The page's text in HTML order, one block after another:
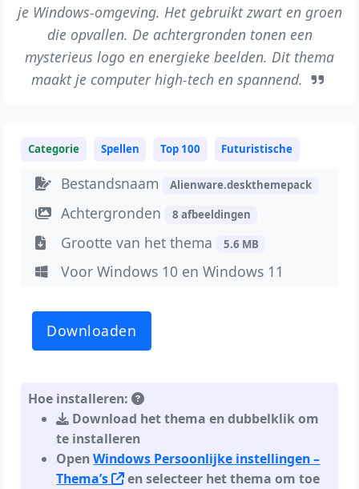
je Windows-omgeving. Het gebruikt zwart en groen
die opvallen. De achtergronden tonen een
mysterieus logo en energieke beelden. Dit thema
maakt je computer high-tech en spannend.
Categorie Spellen Top 100 Futuristische
Bestandsnaam Alienware.deskthemepack
Achtergronden 8 afbeeldingen
Grootte van het thema 5.6 MB
Voor Windows 10 en Windows 11
Downloaden
Hoe installeren:
Download het thema en dubbelklik om
te installeren
OpenWindows Persoonlijke instellingen –
Thema’s
en selecteer het thema om toe